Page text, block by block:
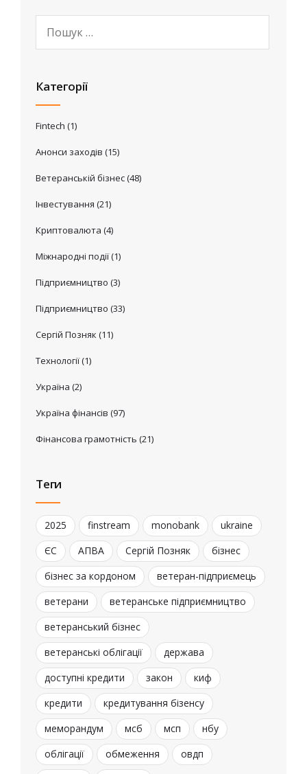
Категорії
Fintech (1)
Анонси заходів (15)
Ветеранській бізнес(48)
Інвестування (21)
Криптовалюта (4)
Міжнародні події(1)
Підприємництво (3)
Підприємництво (33)
Сергій Позняк (11)
Технології(1)
Україна (2)
Україна фінансів (97)
Фінансова грамотність (21)
Теги
2025 finstream monobank
ukraine
ЄС
АПВА Сергій Позняк
бізнес
бізнес за кордоном
ветеран-підприємець
ветерани
ветеранське підприємництво
ветеранський бізнес
ветеранські облігації
держава
доступні кредити
закон
киф
кредити
кредитування бізенсу
меморандум
мсб мсп
нбу
облігації
обмеження
овдп